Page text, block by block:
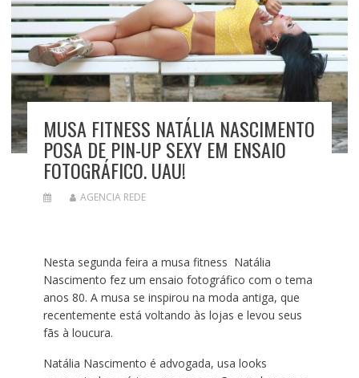
MUSA FITNESS NATÁLIA NASCIMENTO
POSA DE PIN-UP SEXY EM ENSAIO
FOTOGRÁFICO. UAU!
AGENCIA REDE
Nesta segunda feira a musa fitness Natália
Nascimento fez um ensaio fotográfico com o tema
anos 80. A musa se inspirou na moda antiga, que
recentemente está voltando às lojas e levou seus
fãs à loucura.
Natália Nascimento é advogada, usa looks